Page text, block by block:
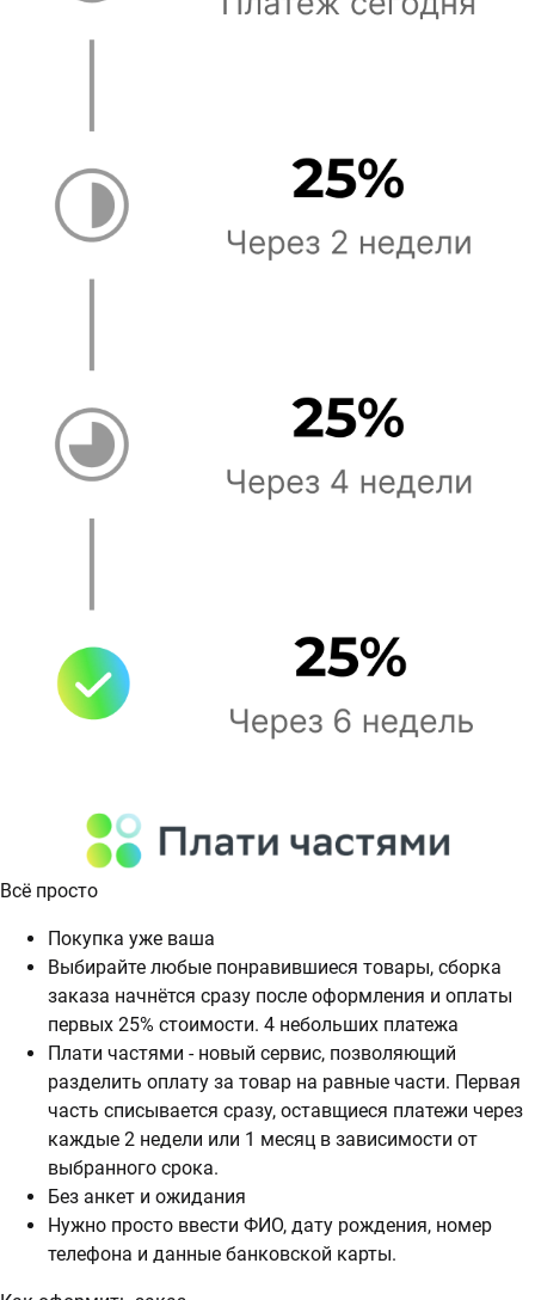
Всё просто
Покупка уже ваша
Выбирайте любые понравившиеся товары, сборка
заказа начнётся сразу после оформления и оплаты
первых 25% стоимости. 4 небольших платежа
Плати частями - новый сервис, позволяющий
разделить оплату за товар на равные части. Первая
часть списывается сразу, оставщиеся платежи через
каждые 2 недели или 1 месяц в зависимости от
выбранного срока.
Без анкет и ожидания
Нужно просто ввести ФИО, дату рождения, номер
телефона и данные банковской карты.